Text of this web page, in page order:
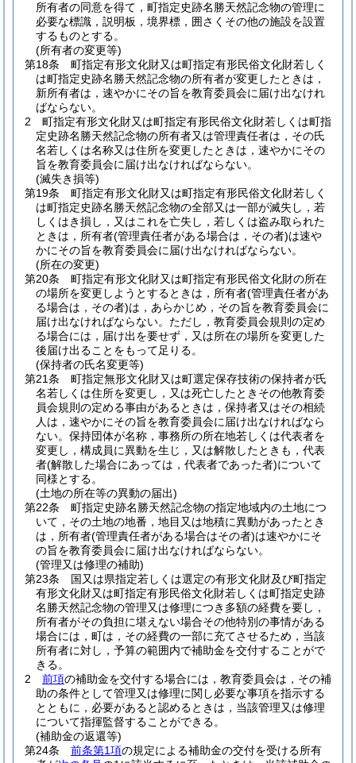
所有者の同意を得て，町指定史跡名勝天然記念物の管理に
必要な標識，説明板，境界標，囲さくその他の施設を設置
するものとする。
(所有者の変更等)
第18条
町指定有形文化財又は町指定有形民俗文化財若しく
は町指定史跡名勝天然記念物の所有者が変更したときは，
新所有者は，速やかにその旨を教育委員会に届け出なけれ
ばならない。
2
町指定有形文化財又は町指定有形民俗文化財若しくは町指
定史跡名勝天然記念物の所有者又は管理責任者は，その氏
名若しくは名称又は住所を変更したときは，速やかにその
旨を教育委員会に届け出なければならない。
(滅失き損等)
第19条
町指定有形文化財又は町指定有形民俗文化財若しく
は町指定史跡名勝天然記念物の全部又は一部が滅失し，若
しくはき損し，又はこれを亡失し，若しくは盗み取られた
ときは，所有者(管理責任者がある場合は，その者)は速や
かにその旨を教育委員会に届け出なければならない。
(所在の変更)
第20条
町指定有形文化財又は町指定有形民俗文化財の所在
の場所を変更しようとするときは，所有者(管理責任者があ
る場合は，その者)は，あらかじめ，その旨を教育委員会に
届け出なければならない。 ただし，教育委員会規則の定め
る場合には，届け出を要せず，又は所在の場所を変更した
後届け出ることをもって足りる。
(保持者の氏名変更等)
第21条
町指定無形文化財又は町選定保存技術の保持者が氏
名若しくは住所を変更し，又は死亡したときその他教育委
員会規則の定める事由があるときは，保持者又はその相続
人は，速やかにその旨を教育委員会に届け出なければなら
ない。 保持団体が名称，事務所の所在地若しくは代表者を
変更し，構成員に異動を生じ，又は解散したときも，代表
者(解散した場合にあっては，代表者であった者)について
同様とする。
(土地の所在等の異動の届出)
第22条
町指定史跡名勝天然記念物の指定地域内の土地につ
いて，その土地の地番，地目又は地積に異動があったとき
は，所有者(管理責任者がある場合はその者)は速やかにそ
の旨を教育委員会に届け出なければならない。
(管理又は修理の補助)
第23条
国又は県指定若しくは選定の有形文化財及び町指定
有形文化財又は町指定有形民俗文化財若しくは町指定史跡
名勝天然記念物の管理又は修理につき多額の経費を要し，
所有者がその負担に堪えない場合その他特別の事情がある
場合には，町は，その経費の一部に充てさせるため，当該
所有者に対し，予算の範囲内で補助金を交付することがで
きる。
2
前項の補助金を交付する場合には，教育委員会は，その補
助の条件として管理又は修理に関し必要な事項を指示する
とともに，必要があると認めるときは，当該管理又は修理
について指揮監督することができる。
(補助金の返還等)
第24条
前条第1項の規定による補助金の交付を受ける所有